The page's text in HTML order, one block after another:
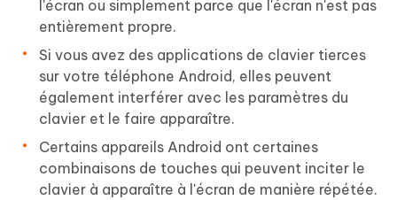
l'écran ou simplement parce que l'écran n'est pas
entièrement propre.
Si vous avez des applications de clavier tierces
sur votre téléphone Android, elles peuvent
également interférer avec les paramètres du
clavier et le faire apparaître.
Certains appareils Android ont certaines
combinaisons de touches qui peuvent inciter le
clavier à apparaître à l'écran de manière répétée.